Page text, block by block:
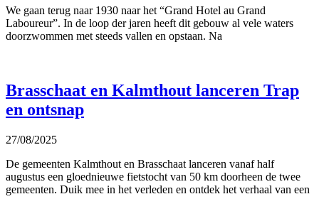
We gaan terug naar 1930 naar het “Grand Hotel au Grand
Laboureur”. In de loop der jaren heeft dit gebouw al vele waters
doorzwommen met steeds vallen en opstaan. Na
Brasschaat en Kalmthout lanceren Trap
en ontsnap
27/08/2025
De gemeenten Kalmthout en Brasschaat lanceren vanaf half
augustus een gloednieuwe fietstocht van 50 km doorheen de twee
gemeenten. Duik mee in het verleden en ontdek het verhaal van een